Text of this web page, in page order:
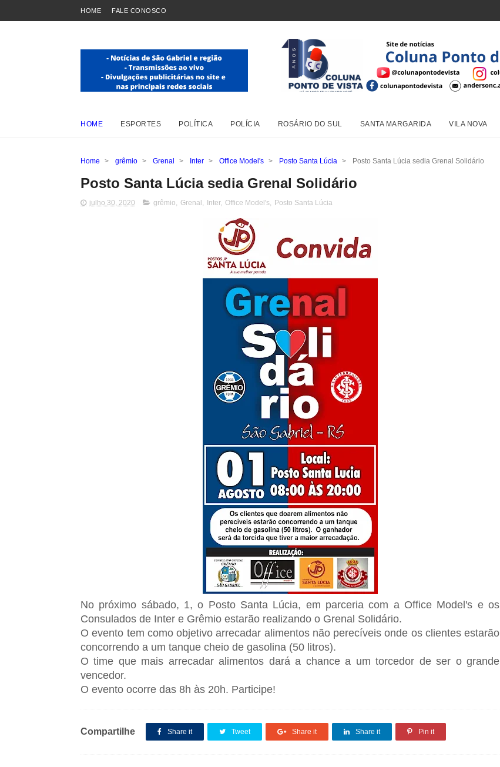
HOME FALE CONOSCO
HOME ESPORTES POLÍTICA POLÍCIA ROSÁRIO DO SUL SANTA MARGARIDA VILA NOVA
Home > grêmio > Grenal > Inter > Office Model's > Posto Santa Lúcia > Posto Santa Lúcia sedia Grenal Solidário
Posto Santa Lúcia sedia Grenal Solidário
julho 30, 2020 grêmio, Grenal , Inter, Office Model's, Posto Santa Lúcia
No próximo sábado, 1, o Posto Santa Lúcia, em parceria com a Office Model's e os
Consulados de Inter e Grêmio estarão realizando o Grenal Solidário.
O evento tem como objetivo arrecadar alimentos não perecíveis onde os clientes estarão
concorrendo a um tanque cheio de gasolina (50 litros).
O time que mais arrecadar alimentos dará a chance a um torcedor de ser o grande
vencedor.
O evento ocorre das 8h às 20h. Participe!
Compartilhe Share it Tweet Share it Share it Pin it